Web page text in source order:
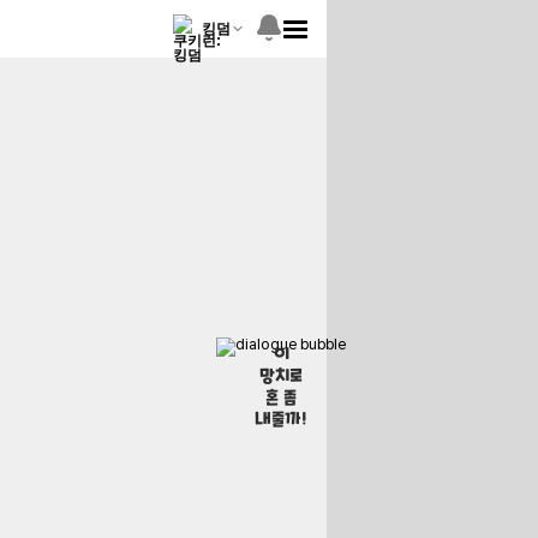
킹덤
이
망치로
혼 좀
내줄까!